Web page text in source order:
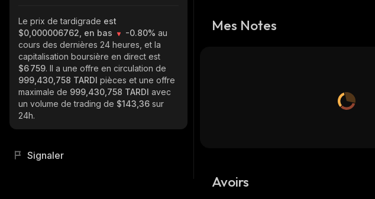
Le prix de tardigrade est
$0,000006762, en bas
-0.80% au
cours des dernières 24 heures, et la
capitalisation boursière en direct est
$6 759. Il a une offre en circulation de
999,430,758 TARDI pièces et une offre
maximale de 999,430,758 TARDI avec
un volume de trading de $143,36 sur
24h.
Signaler
Mes Notes
Avoirs